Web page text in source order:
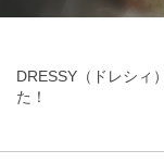
DRESSY（ドレシィ
た！